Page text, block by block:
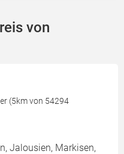
von
(5km von 54294
Jalousien, Markisen,